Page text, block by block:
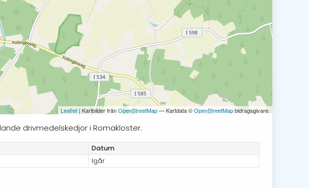
Leaflet | Kartbilder frånOpenStreetMap— Kartdata ©OpenStreetMapbidragsgivare.
drivmedelskedjor i Romakloster.
Datum
Igår